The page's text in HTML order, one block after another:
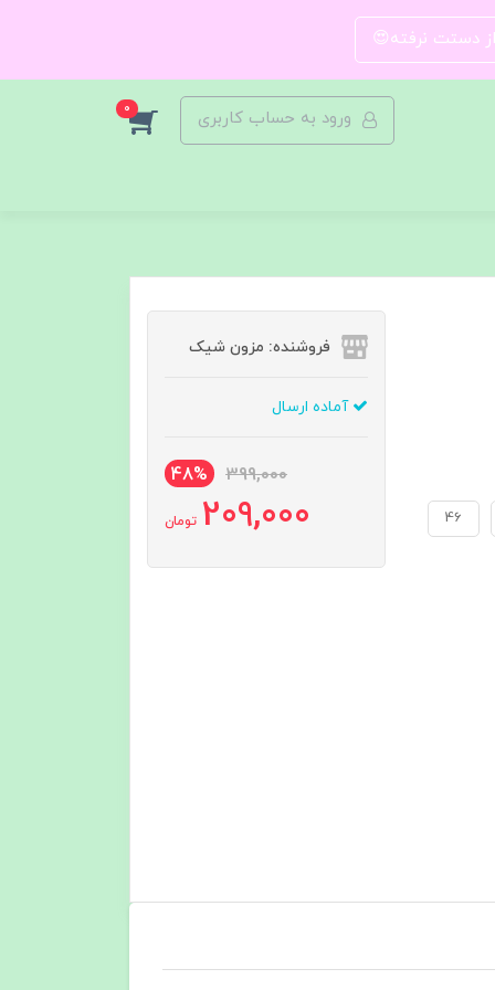
از دستت نرفته😍
ورود به حساب کاربری 0
46
فروشنده: مزون شیک
آماده ارسال
399,000
48%
209,000 تومان